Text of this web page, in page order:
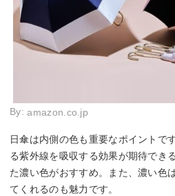
By:amazon.co.jp
日傘は内側の色も重要なポイントで
る紫外線を吸収する効果が期待でき
た濃い色がおすすめ。また、濃い色
てくれるのも魅力です。